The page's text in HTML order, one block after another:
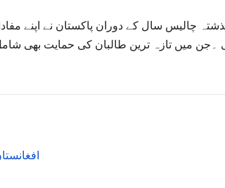
چالیس سال کے دوران پاکستان نے اپنے
افغانستان